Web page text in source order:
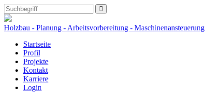
Holzbau - Planung - Arbeitsvorbereitung - Maschinenansteuerung
Startseite
Profil
Projekte
Kontakt
Karriere
Login